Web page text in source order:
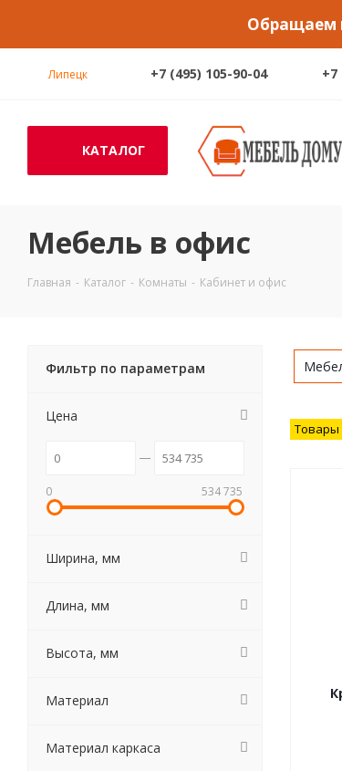
Обращаем
Липецк +7 (495) 105-90-04 +7
КАТАЛОГ
Мебель в офис
Главная - Каталог - Комнаты - Кабинет и офис
Товары
Фильтр по параметрам
Цена
0 534 735
Ширина, мм
Длина, мм
Высота, мм
Материал
Материал каркаса